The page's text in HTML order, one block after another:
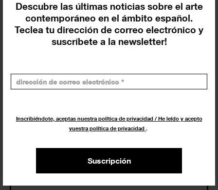
Descubre las últimas noticias sobre el arte
contemporáneo en el ámbito español.
Teclea tu dirección de correo electrónico y
suscríbete a la newsletter!
Inscribiéndote, aceptas nuestra política de privacidad / He leído y acepto
vuestra política de privacidad .
Suscripción
Eventos de hoy
En curso y futuros
Pasados, en curso y futuros
Exposiciones y actividades en tu ciudad